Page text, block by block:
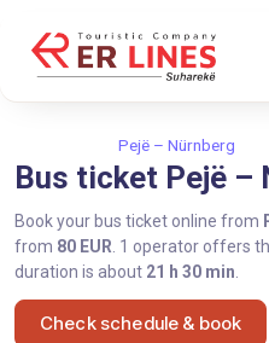
Pejë – Nürnberg
Bus ticket Pejë –
Book your bus ticket online from
from 80 EUR . 1 operator offers
duration is about 21 h 30 min
Check schedule & book